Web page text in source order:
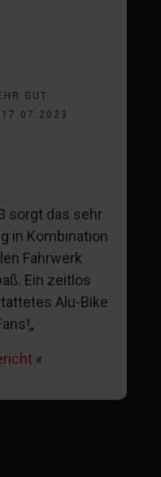
GUT
17.07.2023
sorgt das sehr
in Kombination
Fahrwerk
Ein zeitlos
Alu-Bike
„
«